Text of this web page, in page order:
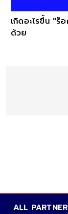
เกิดอะไรขึ้น "
ด้วย
ALL PARTNER